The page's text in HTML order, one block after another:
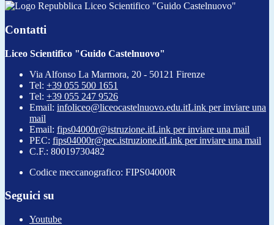
Liceo Scientifico "Guido Castelnuovo"
Contatti
Liceo Scientifico "Guido Castelnuovo"
Via Alfonso La Marmora, 20 - 50121 Firenze
Tel: +39 055 500 1651
Tel: +39 055 247 9526
Email: infoliceo@liceocastelnuovo.edu.itLink per inviare una
mail
Email: fips04000r@istruzione.itLink per inviare una mail
PEC: fips04000r@pec.istruzione.itLink per inviare una mail
C.F.: 80019730482
Codice meccanografico: FIPS04000R
Seguici su
Youtube